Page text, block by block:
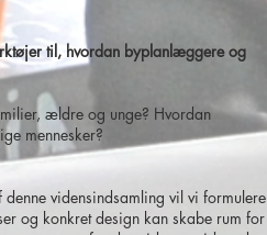
til, hvordan byplanlæggere og
ældre og unge? Hvordan
mennesker?
vidensindsamling vil vi formulere
og konkret design kan skabe rum for